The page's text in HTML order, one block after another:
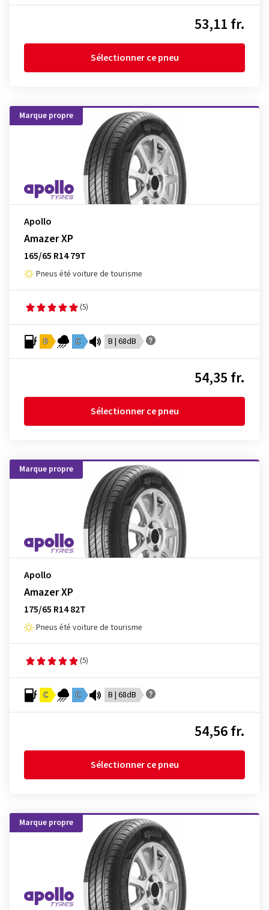
53,11 fr.
Sélectionner ce pneu
Marque propre
Apollo
Amazer XP
165/65 R14 79T
Pneus été voiture de tourisme
(5)
D C B | 68dB
54,35 fr.
Sélectionner ce pneu
Marque propre
Apollo
Amazer XP
175/65 R14 82T
Pneus été voiture de tourisme
(5)
C C B | 68dB
54,56 fr.
Sélectionner ce pneu
Marque propre